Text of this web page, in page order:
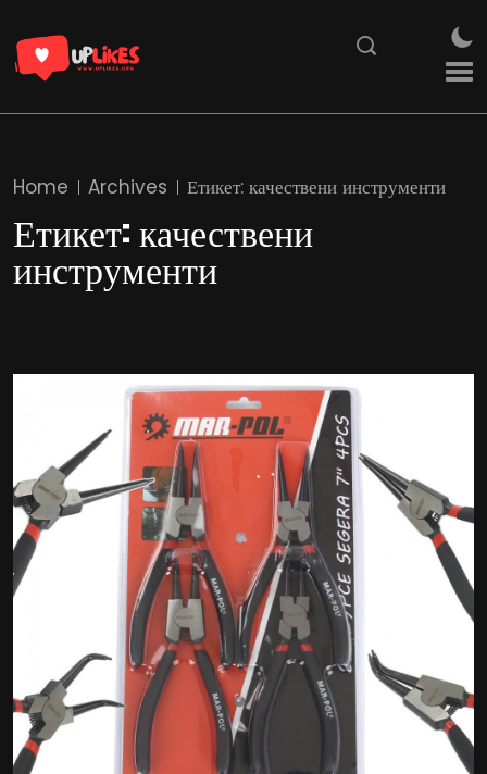
Home Archives Етикет: качествени инструменти
Етикет:качествени
инструменти